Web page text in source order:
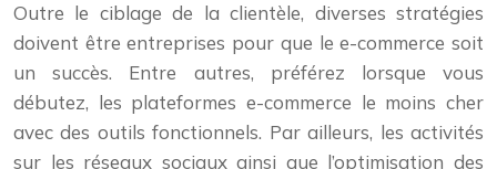
Outre le ciblage de la clientèle, diverses stratégies
doivent être entreprises pour que le e-commerce soit
un succès. Entre autres, préférez lorsque vous
débutez, les plateformes e-commerce le moins cher
avec des outils fonctionnels. Par ailleurs, les activités
sur les réseaux sociaux ainsi que l’optimisation des